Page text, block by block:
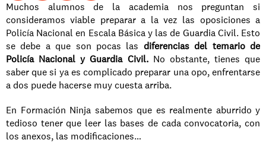
Muchos alumnos de la academia nos preguntan si
consideramos viable preparar a la vez las oposiciones a
Policía Nacional en Escala Básica y las de Guardia Civil. Esto
se debe a que son pocas las diferencias del temario de
Policía Nacional y Guardia Civil. No obstante, tienes que
saber que si ya es complicado preparar una opo, enfrentarse
a dos puede hacerse muy cuesta arriba.
En Formación Ninja sabemos que es realmente aburrido y
tedioso tener que leer las bases de cada convocatoria, con
los anexos, las modificaciones…